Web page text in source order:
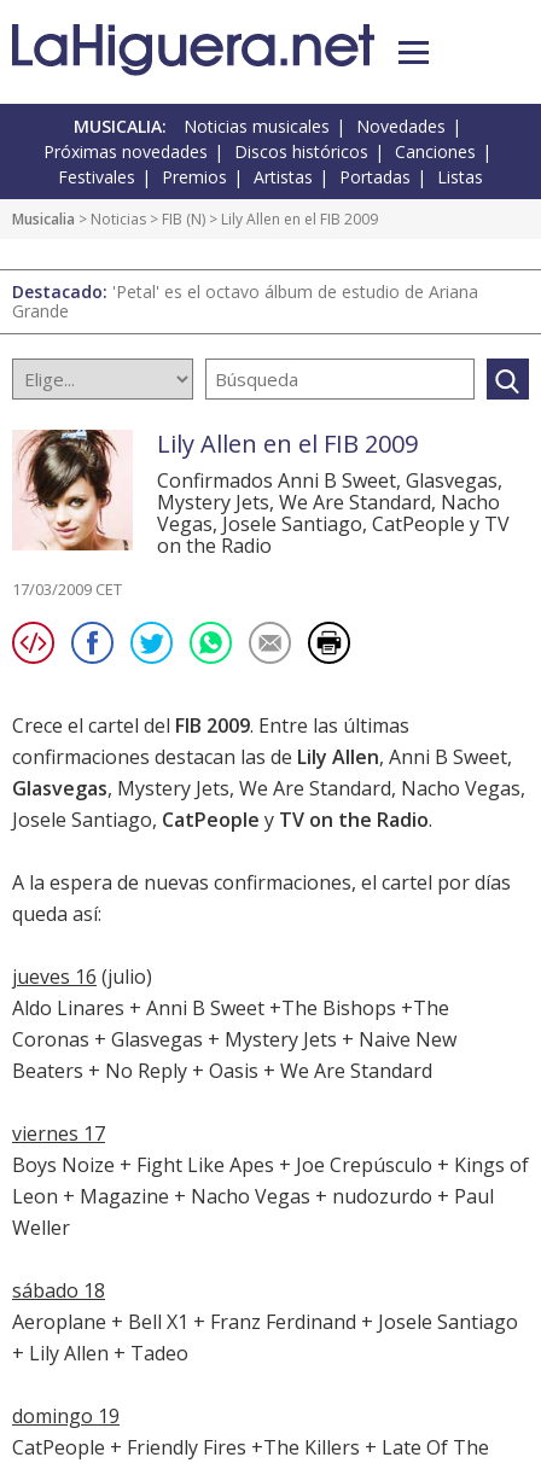
MUSICALIA: Noticias musicales
Novedades
Próximas novedades
Discos históricos
Canciones
Festivales
Premios Artistas Portadas Listas
Musicalia > Noticias > FIB (N) > Lily Allen en el FIB 2009
Destacado: 'Petal' es el octavo álbum de estudio de Ariana
Grande
Lily Allen en el FIB 2009
Confirmados Anni B Sweet, Glasvegas,
Mystery Jets, We Are Standard, Nacho
Vegas, Josele Santiago, CatPeople y TV
on the Radio
17/03/2009 CET
Crece el cartel del FIB 2009. Entre las últimas
confirmaciones destacan las de Lily Allen, Anni B Sweet,
Glasvegas, Mystery Jets, We Are Standard, Nacho Vegas,
Josele Santiago, CatPeople y TV on the Radio.
A la espera de nuevas confirmaciones, el cartel por días
queda así:
jueves 16 (julio)
Aldo Linares + Anni B Sweet +The Bishops +The
Coronas + Glasvegas + Mystery Jets + Naive New
Beaters + No Reply + Oasis + We Are Standard
viernes 17
Boys Noize + Fight Like Apes + Joe Crepúsculo + Kings of
Leon + Magazine + Nacho Vegas + nudozurdo + Paul
Weller
sábado 18
Aeroplane + Bell X1 + Franz Ferdinand + Josele Santiago
+ Lily Allen + Tadeo
domingo 19
CatPeople + Friendly Fires +The Killers + Late Of The